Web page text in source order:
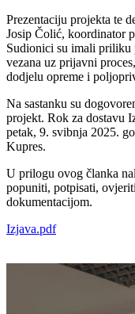
Prezentaciju projekta te
Josip Čolić, koordinator
Sudionici su imali priliku
vezana uz prijavni
dodjelu opreme i
Na sastanku su
projekt. Rok za dostavu
petak, 9. svibnja 2025.
Kupres.
U prilogu ovog članka
popuniti, potpisati,
dokumentacijom.
Izjava.pdf